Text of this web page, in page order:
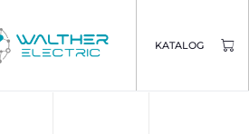
KATALOG